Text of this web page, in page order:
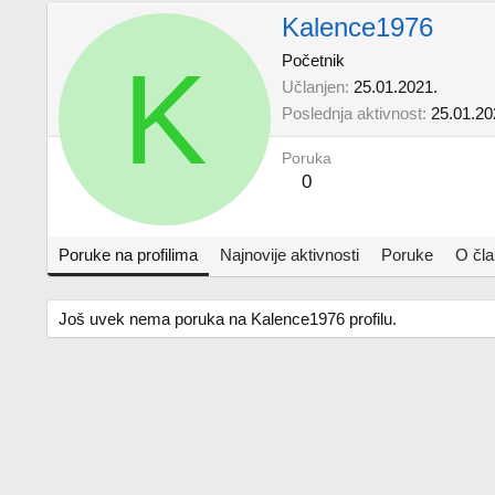
K
Kalence1976
Početnik
Učlanjen 25.01.2021.
Poslednja aktivnost
Poruka
0
Poruke na profilima Najnovije aktivnosti Poruke O
Još uvek nema poruka na Kalence1976 profilu.